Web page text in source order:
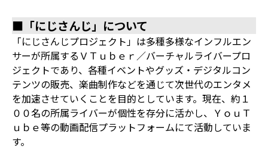
■「にじさんじ」について
「にじさんじプロジェクト」は多種多様なインフルエン
サーが所属するＶＴｕｂｅｒ／バーチャルライバープロ
ジェクトであり、各種イベントやグッズ・デジタルコン
テンツの販売、楽曲制作などを通じて次世代のエンタメ
を加速させていくことを目的としています。現在、約１
００名の所属ライバーが個性を存分に活かし、ＹｏｕＴ
ｕｂｅ等の動画配信プラットフォームにて活動していま
す。